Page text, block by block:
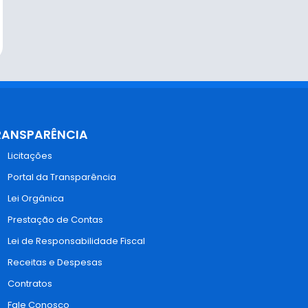
Licitações
Portal da Transparência
Lei Orgânica
Prestação de Contas
Lei de Responsabilidade Fiscal
Receitas e Despesas
Contratos
Fale Conosco